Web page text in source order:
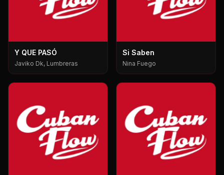
Y QUE PASÓ
Javiko Dk, Lumbreras
Si Saben
Nina Fuego